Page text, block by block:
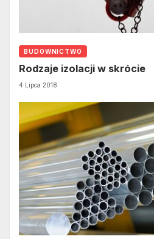
BUDOWNICTWO
Rodzaje izolacji w skrócie
4 Lipca 2018